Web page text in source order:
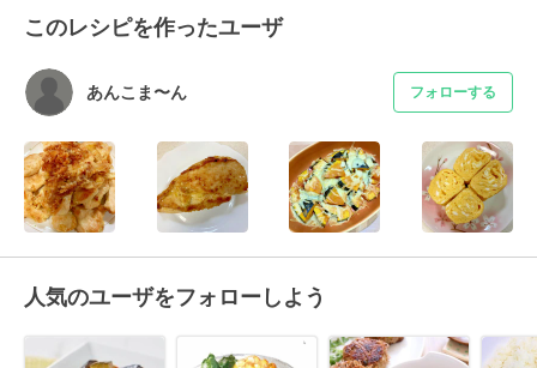
このレシピを作ったユーザ
あんこま〜ん フォローする
人気のユーザをフォローしよう